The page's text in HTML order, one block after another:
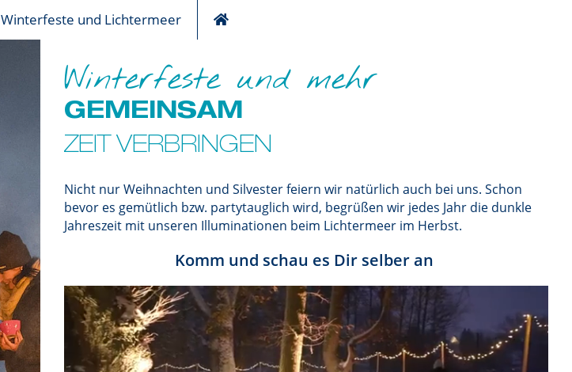
Winterfeste und Lichtermeer
Winterfeste und mehr
GEMEINSAM
ZEIT VERBRINGEN
Nicht nur Weihnachten und Silvester feiern wir natürlich auch bei uns. Schon
bevor es gemütlich bzw. partytauglich wird, begrüßen wir jedes Jahr die dunkle
Jahreszeit mit unseren Illuminationen beim Lichtermeer im Herbst.
Komm und schau es Dir selber an